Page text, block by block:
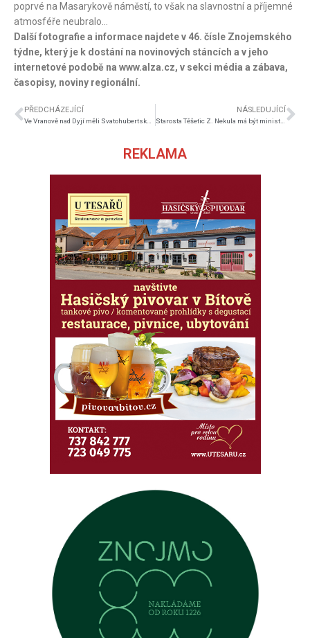
poprvé na Masarykově náměstí, to však na slavnostní a příjemné
atmosféře neubralo…
Další fotografie a informace najdete v 46. čísle Znojemského
týdne, který je k dostání na novinových stáncích a v jeho
internetové podobě na www.alza.cz, v sekci média a zábava,
časopisy, noviny regionální.
PŘEDCHÁZEJÍCÍ NÁSLEDUJÍCÍ
Starosta Těšetic Z. Nekula má být ministrem
REKLAMA